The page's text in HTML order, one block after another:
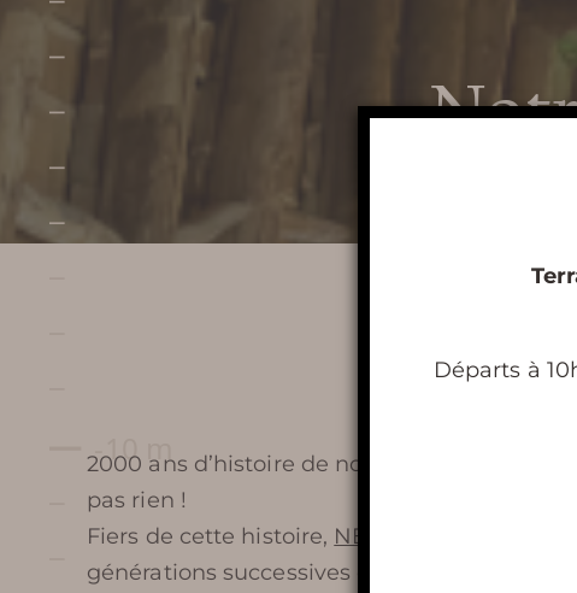
Préparer ma
visite
LIGNE
PLAN ET ACCÈS À TERRA
VINEA
2000 ans d’histoire de notre Gaule
pas rien !
Fiers de cette histoire, NECTAR VINUM
,
générations successives d’hommes et de
Départs à